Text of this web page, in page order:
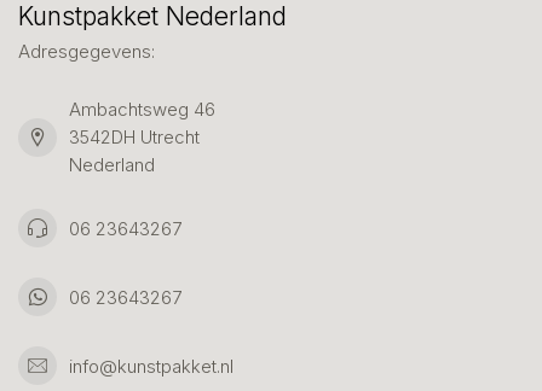
Kunstpakket Nederland
Adresgegevens:
Ambachtsweg 46
3542DH Utrecht
Nederland
06 23643267
06 23643267
info@kunstpakket.nl